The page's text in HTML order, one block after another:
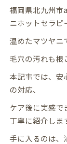
福岡県北九州市
ニホットセラピ
温めたマツヤニ
毛穴の汚れも根
本記事では、安
の対応、
ケア後に実感で
丁寧に紹介しま
手に入るのは、